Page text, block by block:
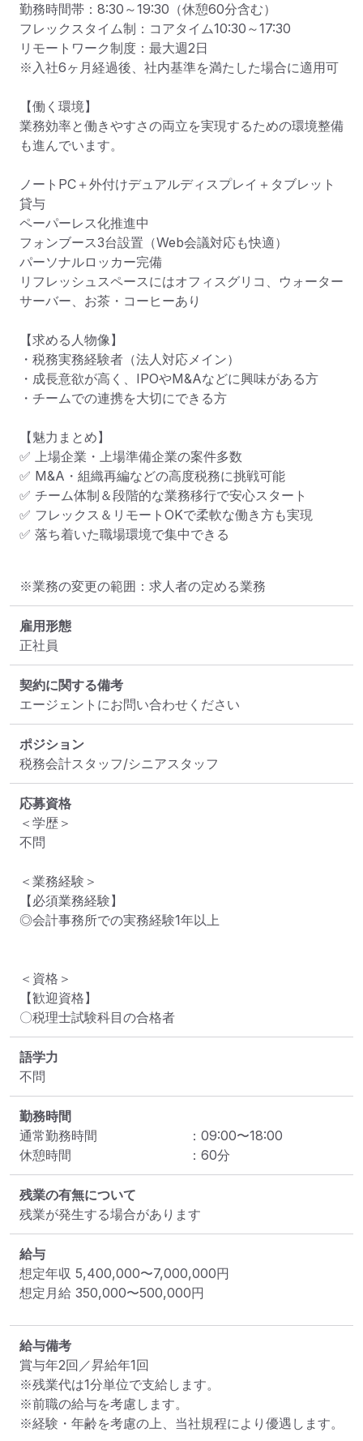
勤務時間帯：8:30～19:30（休憩60分含む）
フレックスタイム制：コアタイム10:30～17:30
リモートワーク制度：最大週2日
※入社6ヶ月経過後、社内基準を満たした場合に適用可
【働く環境】
業務効率と働きやすさの両立を実現するための環境整備
も進んでいます。
ノートPC＋外付けデュアルディスプレイ＋タブレット
貸与
ペーパーレス化推進中
フォンブース3台設置（Web会議対応も快適）
パーソナルロッカー完備
リフレッシュスペースにはオフィスグリコ、ウォーター
サーバー、お茶・コーヒーあり
【求める人物像】
・税務実務経験者（法人対応メイン）
・成長意欲が高く、IPOやM&Aなどに興味がある方
・チームでの連携を大切にできる方
【魅力まとめ】
✅ 上場企業・上場準備企業の案件多数
✅ M&A・組織再編などの高度税務に挑戦可能
✅ チーム体制＆段階的な業務移行で安心スタート
✅ フレックス＆リモートOKで柔軟な働き方も実現
✅ 落ち着いた職場環境で集中できる
※業務の変更の範囲：求人者の定める業務
雇用形態
正社員
契約に関する備考
エージェントにお問い合わせください
ポジション
税務会計スタッフ/シニアスタッフ
応募資格
＜学歴＞
不問
＜業務経験＞
【必須業務経験】
◎会計事務所での実務経験1年以上
＜資格＞
【歓迎資格】
〇税理士試験科目の合格者
語学力
不問
勤務時間
通常勤務時間
： 09:00〜18:00
休憩時間
： 60分
残業の有無について
残業が発生する場合があります
給与
想定年収 5,400,000〜7,000,000円
想定月給 350,000〜500,000円
給与備考
賞与年2回／昇給年1回
※残業代は1分単位で支給します。
※前職の給与を考慮します。
※経験・年齢を考慮の上、当社規程により優遇します。